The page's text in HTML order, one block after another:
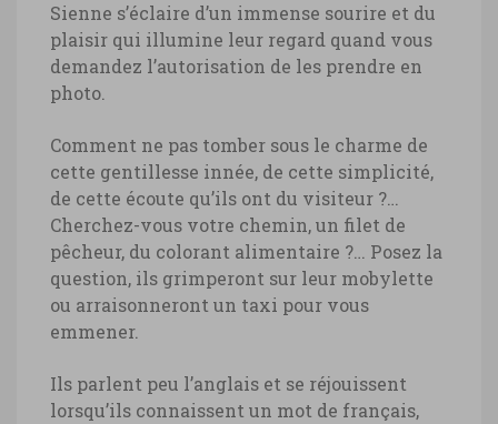
Sienne s’éclaire d’un immense sourire et du
plaisir qui illumine leur regard quand vous
demandez l’autorisation de les prendre en
photo.
Comment ne pas tomber sous le charme de
cette gentillesse innée, de cette simplicité,
de cette écoute qu’ils ont du visiteur ?…
Cherchez-vous votre chemin, un filet de
pêcheur, du colorant alimentaire ?… Posez la
question, ils grimperont sur leur mobylette
ou arraisonneront un taxi pour vous
emmener.
Ils parlent peu l’anglais et se réjouissent
lorsqu’ils connaissent un mot de français,